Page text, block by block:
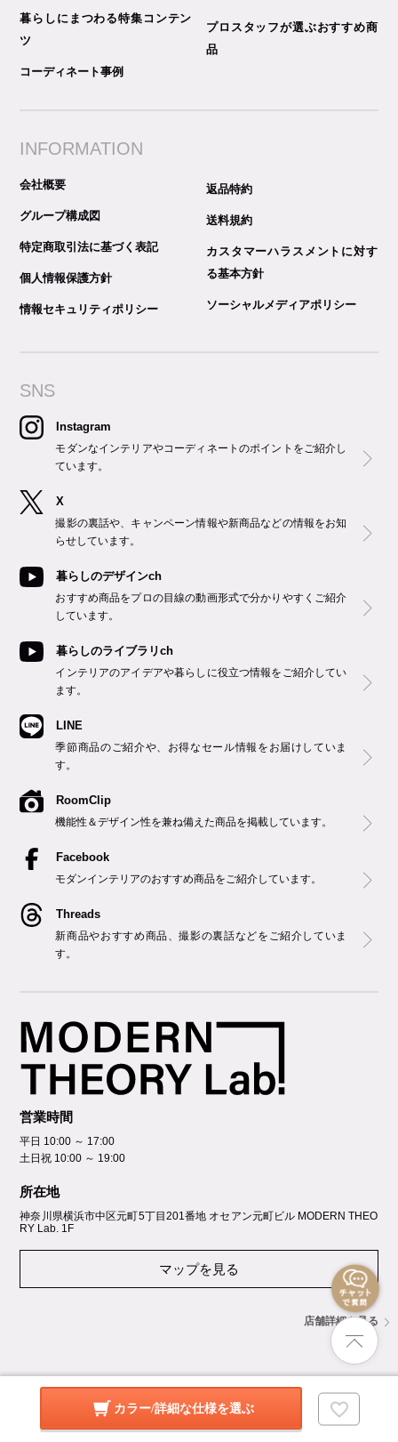
カラー/詳細な仕様を選ぶ
暮らしにまつわる特集コンテン
ツ
コーディネート事例
プロスタッフが選ぶおすすめ商
品
INFORMATION
会社概要
グループ構成図
特定商取引法に基づく表記
個人情報保護方針
情報セキュリティポリシー
返品特約
送料規約
カスタマーハラスメントに対す
る基本方針
ソーシャルメディアポリシー
SNS
Instagram
モダンなインテリアやコーディネートのポイントをご紹介し
ています。
X
撮影の裏話や、キャンペーン情報や新商品などの情報をお知
らせしています。
暮らしのデザインch
おすすめ商品をプロの目線の動画形式で分かりやすくご紹介
しています。
暮らしのライブラリch
インテリアのアイデアや暮らしに役立つ情報をご紹介してい
ます。
LINE
季節商品のご紹介や、お得なセール情報をお届けしていま
す。
RoomClip
機能性＆デザイン性を兼ね備えた商品を掲載しています。
Facebook
モダンインテリアのおすすめ商品をご紹介しています。
Threads
新商品やおすすめ商品、撮影の裏話などをご紹介していま
す。
営業時間
平日 10:00 ～ 17:00
土日祝 10:00 ～ 19:00
所在地
神奈川県横浜市中区元町5丁⽬201番地 オセアン元町ビル MODERN THEO
RY Lab. 1F
マップを見る
店舗詳細を見る
GROUP SITES